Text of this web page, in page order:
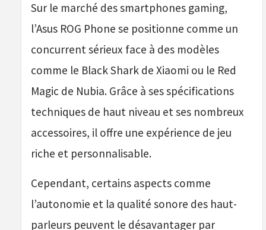
Sur le marché des smartphones gaming,
l’Asus ROG Phone se positionne comme un
concurrent sérieux face à des modèles
comme le Black Shark de Xiaomi ou le Red
Magic de Nubia. Grâce à ses spécifications
techniques de haut niveau et ses nombreux
accessoires, il offre une expérience de jeu
riche et personnalisable.
Cependant, certains aspects comme
l’autonomie et la qualité sonore des haut-
parleurs peuvent le désavantager par